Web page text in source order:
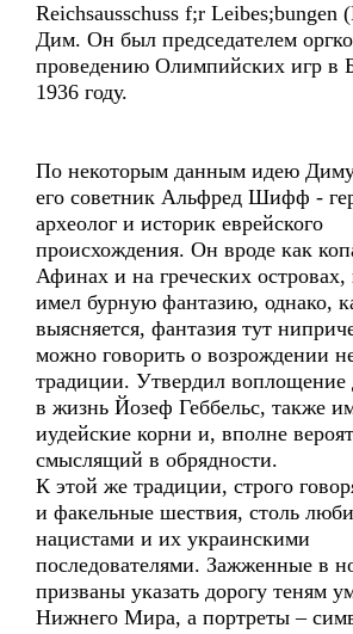
Reichsausschuss f;r Leibes;bungen
Дим. Он был председателем
проведению Олимпийских игр в
1936 году.
По некоторым данным идею Диму
его советник Альфред Шифф -
археолог и историк еврейского
происхождения. Он вроде как
Афинах и на греческих островах,
имел бурную фантазию, однако,
выясняется, фантазия тут
можно говорить о возрождении
традиции. Утвердил воплощение
в жизнь Йозеф Геббельс, также
иудейские корни и, вполне
смыслящий в обрядности.
К этой же традиции, строго
и факельные шествия, столь
нацистами и их украинскими
последователями. Зажженные в
призваны указать дорогу теням
Нижнего Мира, а портреты –